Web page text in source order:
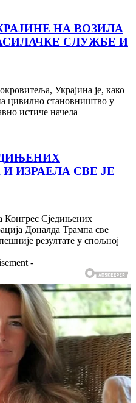
НА ВОЗИЛА
СЛУЖБЕ И
Украјина је, како
цивилно становништво у
истиче начела
ИЗРАЕЛА СВЕ ЈЕ
Конгрес Сједињених
Доналда Трампа све
резултате у спољној
-